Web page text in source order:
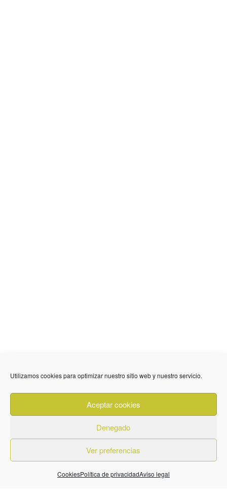
Utilizamos cookies para optimizar nuestro sitio web y nuestro servicio.
Aceptar cookies
Denegado
Ver preferencias
CookiesPolítica de privacidadAviso legal
636 01 61 85
Fuente Palmera
info @ fuentepalmerainformacion.es
Privacidad Aviso legal
Cookies
Quiénes Somos
Contacto